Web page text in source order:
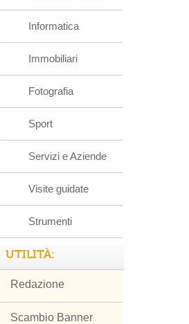
Informatica
Immobiliari
Fotografia
Sport
Servizi e Aziende
Visite guidate
Strumenti
UTILITÀ:
Redazione
Scambio Banner